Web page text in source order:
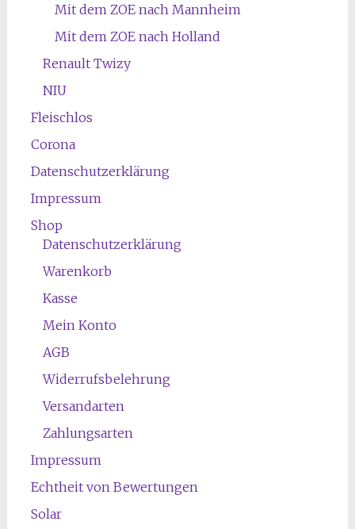
Mit dem ZOE nach Mannheim
Mit dem ZOE nach Holland
Renault Twizy
NIU
Fleischlos
Corona
Datenschutzerklärung
Impressum
Shop
Datenschutzerklärung
Warenkorb
Kasse
Mein Konto
AGB
Widerrufsbelehrung
Versandarten
Zahlungsarten
Impressum
Echtheit von Bewertungen
Solar